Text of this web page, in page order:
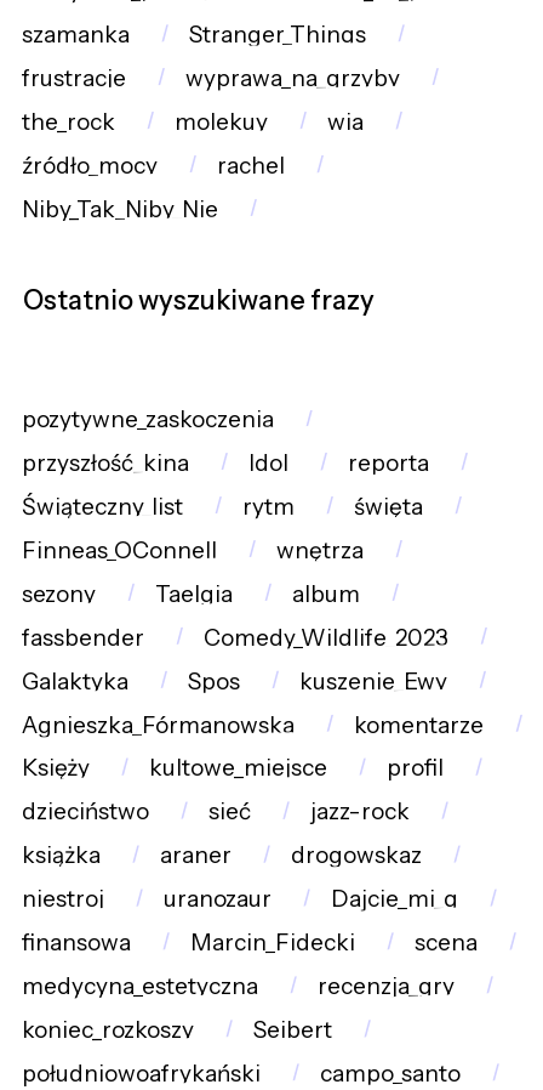
szamanka
Stranger_Things
frustracje
wyprawa_na_grzyby
the_rock
molekuy
wia
źródło_mocy
rachel
Niby_Tak_Niby_Nie
Ostatnio wyszukiwane frazy
pozytywne_zaskoczenia
przyszłość_kina
Idol
reporta
Świąteczny_list
rytm
święta
Finneas_OConnell
wnętrza
sezony
Taelgia
album
fassbender
Comedy_Wildlife_2023
Galaktyka
Spos
kuszenie_Ewy
Agnieszka_Fórmanowska
komentarze
Księży
kultowe_miejsce
profil
dzieciństwo
sieć
jazz-rock
książka
araner
drogowskaz
niestroj
uranozaur
Dajcie_mi_g
finansowa
Marcin_Fidecki
scena
medycyna_estetyczna
recenzja_gry
koniec_rozkoszy
Seibert
południowoafrykański
campo_santo